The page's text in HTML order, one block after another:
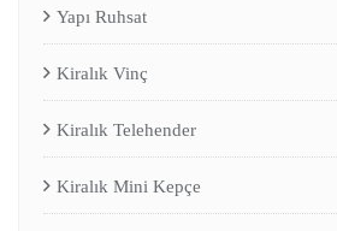
Yapı Ruhsat
Kiralık Vinç
Kiralık Telehender
Kiralık Mini Kepçe